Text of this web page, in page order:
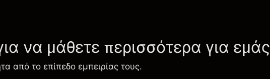
να μάθετε περισσότερα για εμάς
από το επίπεδο εμπειρίας τους.